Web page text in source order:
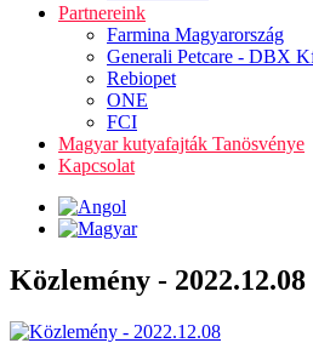
Partnereink
Farmina Magyarország
Generali Petcare - DBX
Rebiopet
ONE
FCI
Magyar kutyafajták Tanösvénye
Kapcsolat
Közlemény - 2022.12.08